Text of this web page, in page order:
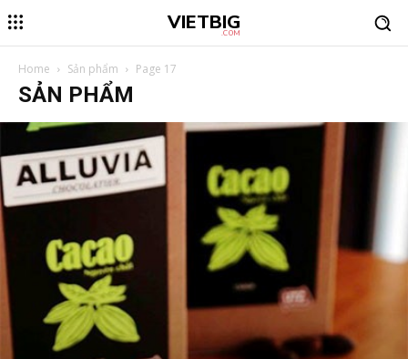
VIETBIG
.COM
Home Sản phẩm Page 17
SẢN PHẨM